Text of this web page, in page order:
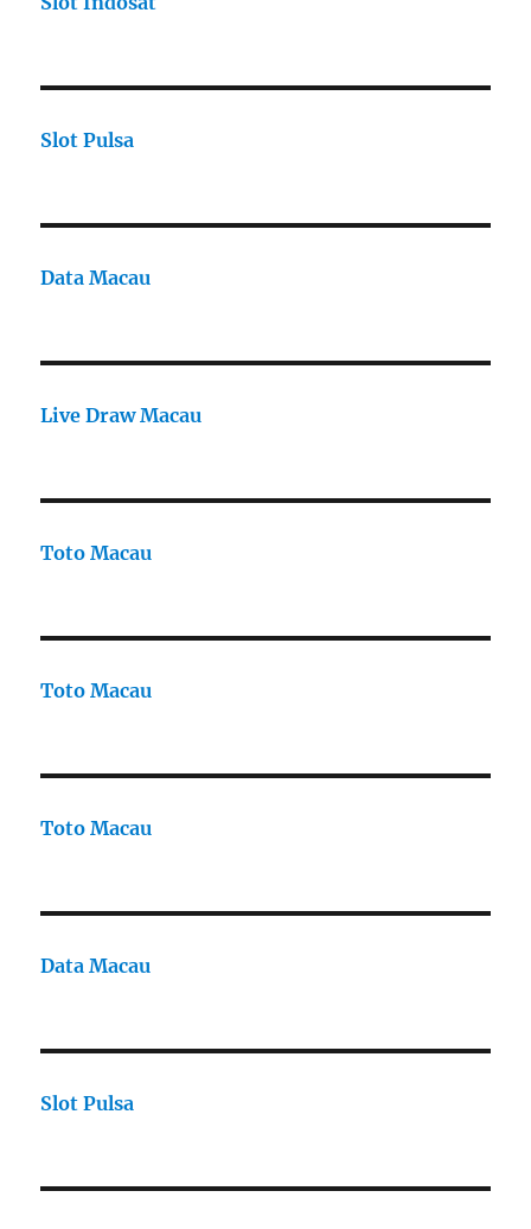
Slot Pulsa
Data Macau
Live Draw Macau
Toto Macau
Toto Macau
Toto Macau
Data Macau
Slot Pulsa